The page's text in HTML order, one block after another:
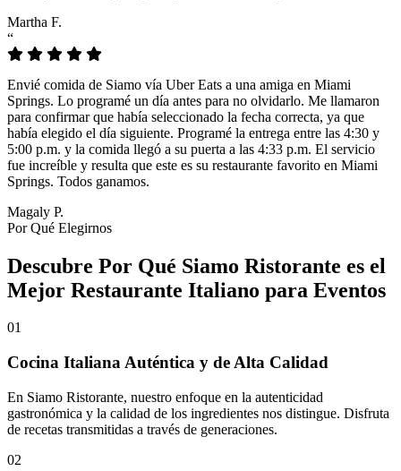
Martha F.
“
Envié comida de Siamo vía Uber Eats a una amiga en Miami
Springs. Lo programé un día antes para no olvidarlo. Me llamaron
para confirmar que había seleccionado la fecha correcta, ya que
había elegido el día siguiente. Programé la entrega entre las 4:30 y
5:00 p.m. y la comida llegó a su puerta a las 4:33 p.m. El servicio
fue increíble y resulta que este es su restaurante favorito en Miami
Springs. Todos ganamos.
Magaly P.
Por Qué Elegirnos
Descubre Por Qué Siamo Ristorante es el
Mejor Restaurante Italiano para Eventos
01
Cocina Italiana Auténtica y de Alta Calidad
En Siamo Ristorante, nuestro enfoque en la autenticidad
gastronómica y la calidad de los ingredientes nos distingue. Disfruta
de recetas transmitidas a través de generaciones.
02